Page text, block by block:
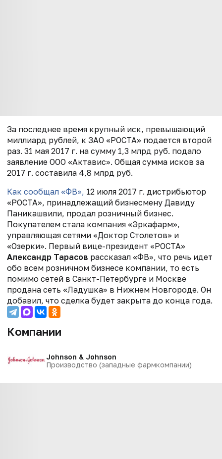
За последнее время крупный иск, превышающий
миллиард рублей, к ЗАО «РОСТА» подается второй
раз. 31 мая 2017 г. на сумму 1,3 млрд руб. подало
заявление ООО «Актавис». Общая сумма исков за
2017 г. составила 4,8 млрд руб.
Как сообщал «ФВ», 12 июля 2017 г. дистрибьютор
«РОСТА», принадлежащий бизнесмену Давиду
Паникашвили, продал розничный бизнес.
Покупателем стала компания «Эркафарм»,
управляющая сетями «Доктор Столетов» и
«Озерки». Первый вице-президент «РОСТА»
Александр Тарасов рассказал «ФВ», что речь идет
обо всем розничном бизнесе компании, то есть
помимо сетей в Санкт-Петербурге и Москве
продана сеть «Ладушка» в Нижнем Новгороде. Он
добавил, что сделка будет закрыта до конца года.
Компании
Johnson & Johnson
Производство (западные фармкомпании)